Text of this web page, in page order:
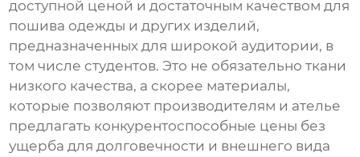
доступной ценой и достаточным качеством для
пошива одежды и других изделий,
предназначенных для широкой аудитории, в
том числе студентов. Это не обязательно ткани
низкого качества, а скорее материалы,
которые позволяют производителям и ателье
предлагать конкурентоспособные цены без
ущерба для долговечности и внешнего вида